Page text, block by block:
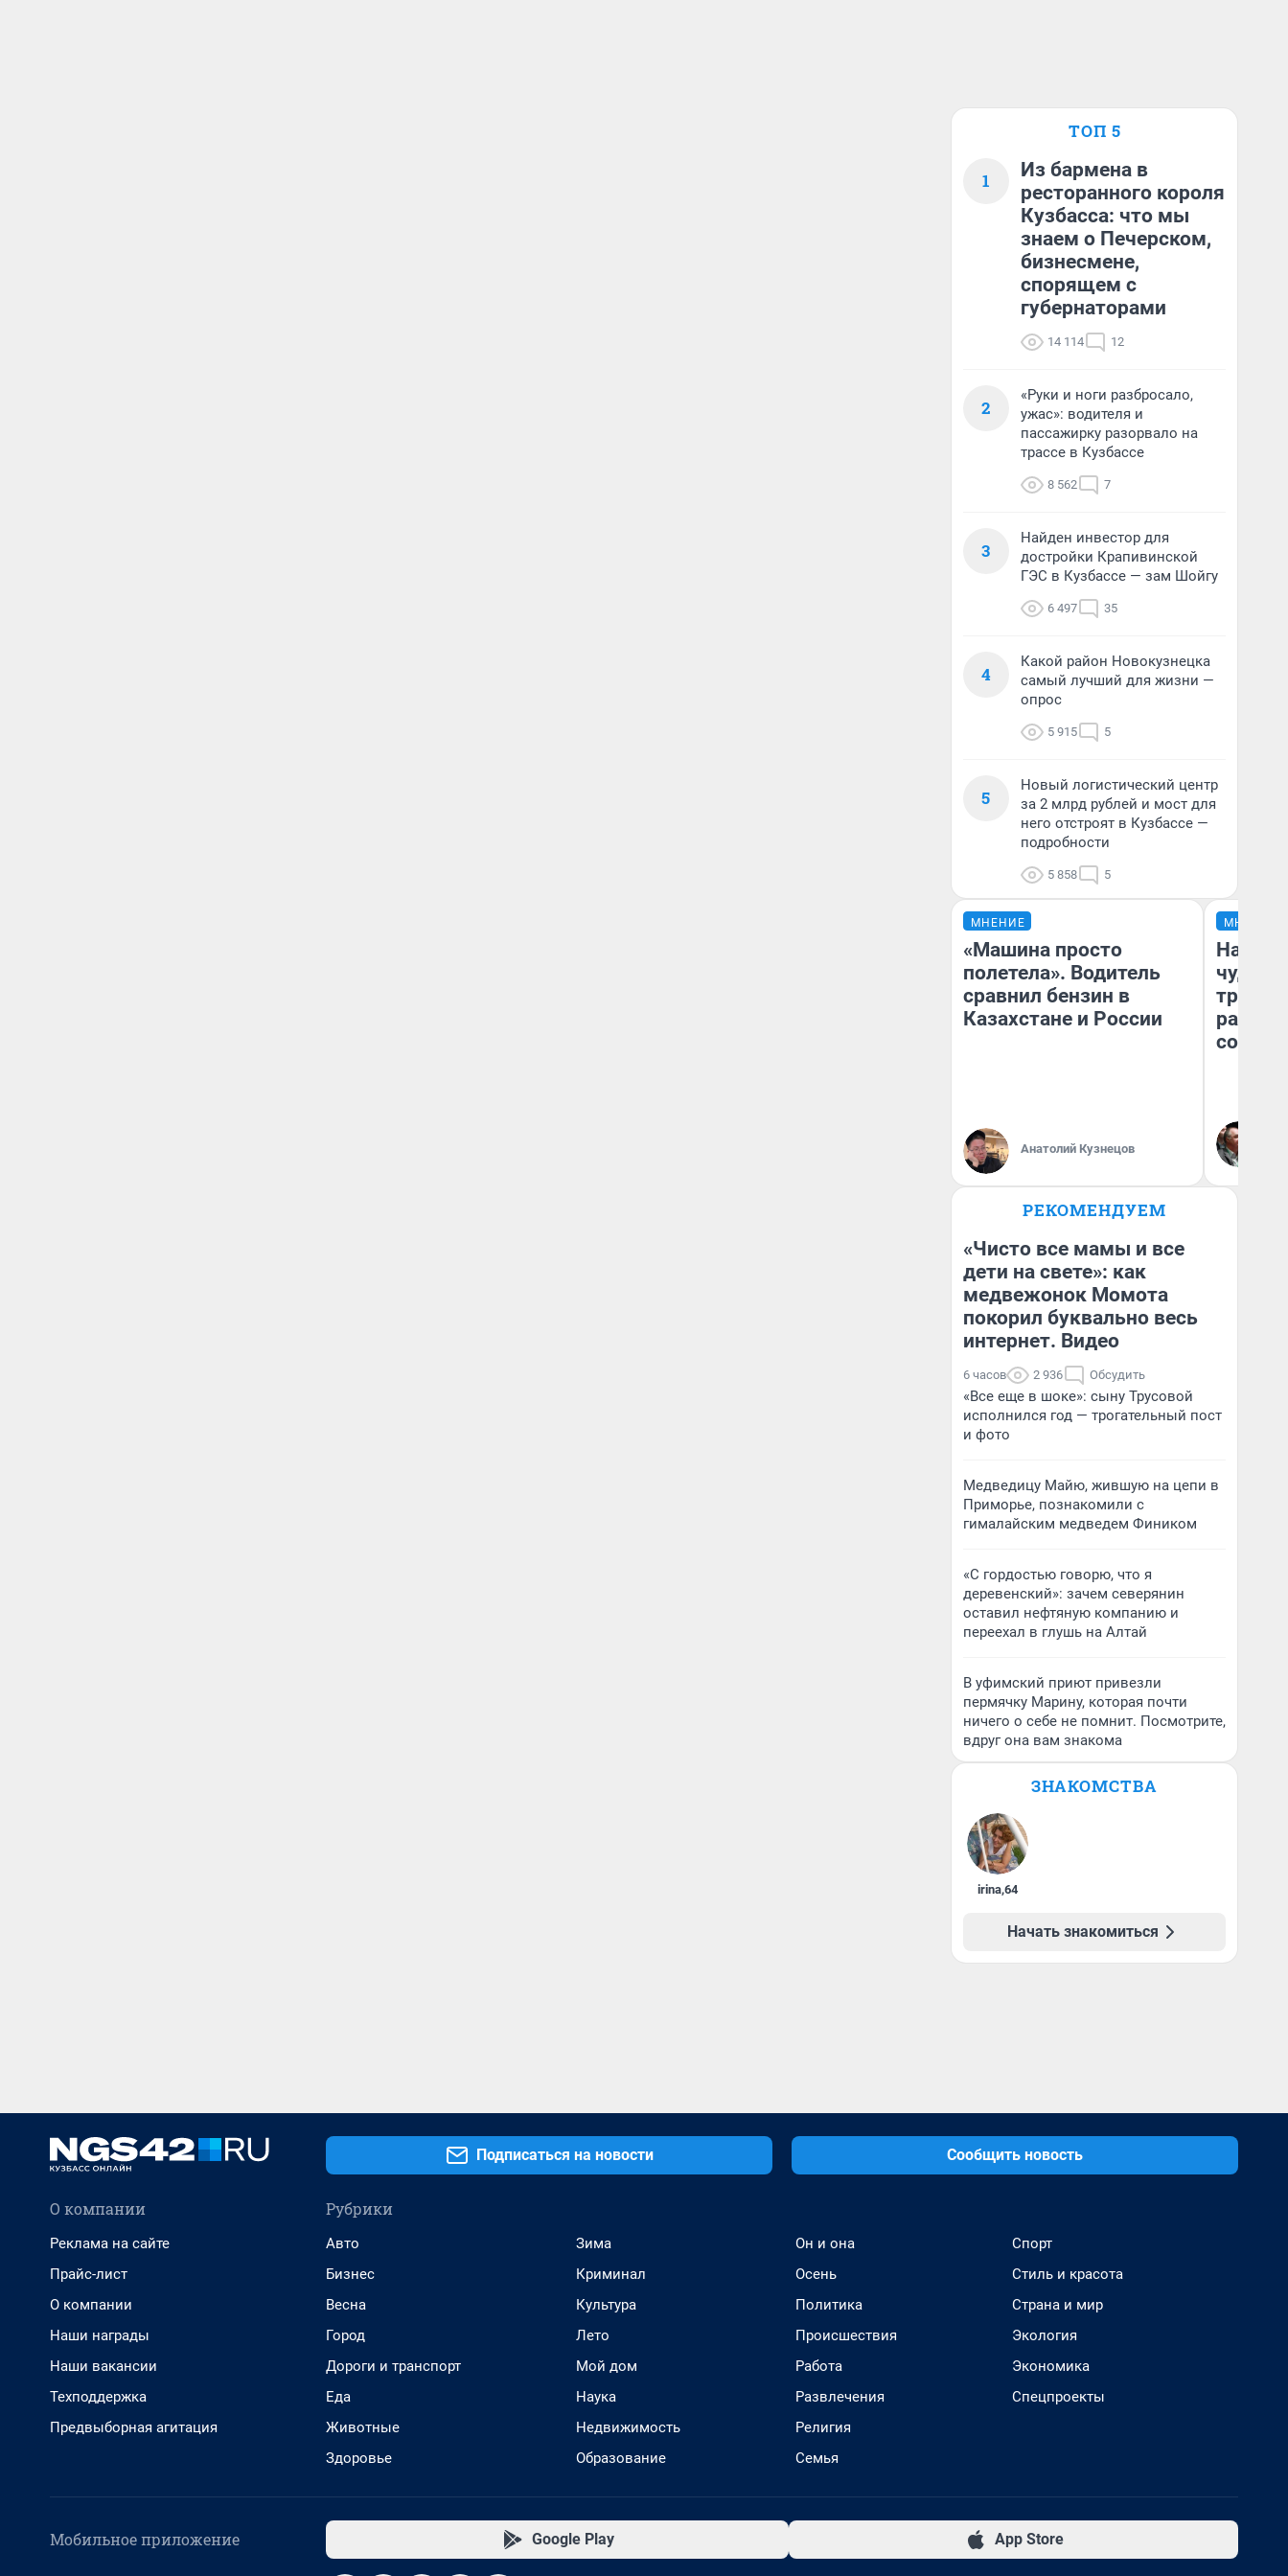
ТОП 5
1
Из бармена в
ресторанного короля
Кузбасса: что мы
знаем о Печерском,
бизнесмене,
спорящем с
губернаторами
14 114 12
2
«Руки и ноги разбросало,
ужас»: водителя и
пассажирку разорвало на
трассе в Кузбассе
8 562 7
3
Найден инвестор для
достройки Крапивинской
ГЭС в Кузбассе — зам Шойгу
6 497 35
4
Какой район Новокузнецка
самый лучший для жизни —
опрос
5 915 5
5
Новый логистический центр
за 2 млрд рублей и мост для
него отстроят в Кузбассе —
подробности
5 858 5
МНЕНИЕ
«Машина просто
полетела». Водитель
сравнил бензин в
Казахстане и России
Анатолий Кузнецов
МНЕНИЕ
чудом
РЕКОМЕНДУЕМ
«Чисто все мамы и все
дети на свете»: как
медвежонок Момота
покорил буквально весь
интернет. Видео
6 часов 2 936 Обсудить
«Все еще в шоке»: сыну Трусовой
исполнился год — трогательный пост
и фото
Медведицу Майю, жившую на цепи в
Приморье, познакомили с
гималайским медведем Фиником
«С гордостью говорю, что я
деревенский»: зачем северянин
оставил нефтяную компанию и
переехал в глушь на Алтай
В уфимский приют привезли
пермячку Марину, которая почти
ничего о себе не помнит. Посмотрите,
вдруг она вам знакома
ЗНАКОМСТВА
irina,64
Начать знакомиться
Подписаться на новости Сообщить новость
О компании
Реклама на сайте
Прайс-лист
О компании
Наши награды
Наши вакансии
Техподдержка
Предвыборная агитация
Рубрики
Авто
Бизнес
Весна
Город
Дороги и транспорт
Еда
Животные
Здоровье
Зима
Криминал
Культура
Лето
Мой дом
Наука
Недвижимость
Образование
Он и она
Осень
Политика
Происшествия
Работа
Развлечения
Религия
Семья
Спорт
Стиль и красота
Страна и мир
Экология
Экономика
Спецпроекты
Мобильное приложение Google Play App Store